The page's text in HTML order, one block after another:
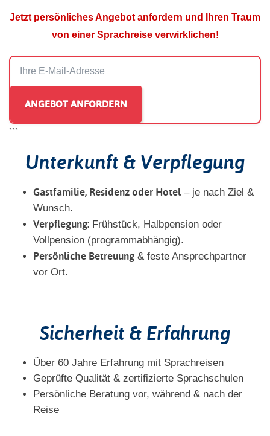
Jetzt persönliches Angebot anfordern und Ihren Traum
von einer Sprachreise verwirklichen!
```
Unterkunft & Verpflegung
Gastfamilie, Residenz oder Hotel – je nach Ziel &
Wunsch.
Verpflegung: Frühstück, Halbpension oder
Vollpension (programmabhängig).
Persönliche Betreuung & feste Ansprechpartner
vor Ort.
Sicherheit & Erfahrung
Über 60 Jahre Erfahrung mit Sprachreisen
Geprüfte Qualität & zertifizierte Sprachschulen
Persönliche Beratung vor, während & nach der
Reise